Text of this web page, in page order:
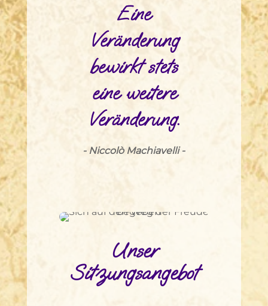
Eine
Veränderung
bewirkt stets
eine weitere
Veränderung.
- Niccolò Machiavelli -
Unser
Sitzungsangebot